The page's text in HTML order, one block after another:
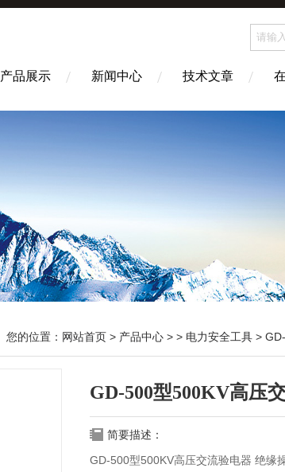
产品展示 新闻中心 技术文章
您的位置： 网站首页 > 产品中心 > > 电力安全工具 >
GD-500型500KV高压
简要描述：
GD-500型500KV高压交流验电器 绝缘